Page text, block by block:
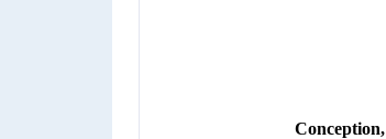
Conception,